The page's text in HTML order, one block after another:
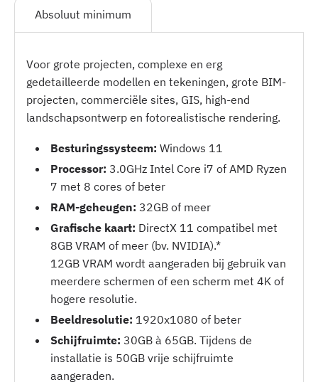
Absoluut minimum
Voor grote projecten, complexe en erg
gedetailleerde modellen en tekeningen, grote BIM-
projecten, commerciële sites, GIS, high-end
landschapsontwerp en fotorealistische rendering.
Besturingssysteem: Windows 11
Processor: 3.0GHz Intel Core i7 of AMD Ryzen
7 met 8 cores of beter
RAM-geheugen: 32GB of meer
Grafische kaart: DirectX 11 compatibel met
8GB VRAM of meer (bv. NVIDIA).*
12GB VRAM wordt aangeraden bij gebruik van
meerdere schermen of een scherm met 4K of
hogere resolutie.
Beeldresolutie: 1920x1080 of beter
Schijfruimte: 30GB à 65GB. Tijdens de
installatie is 50GB vrije schijfruimte
aangeraden.